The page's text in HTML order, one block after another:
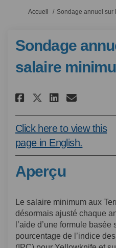
Vous êtes ici:
Accueil Sondage annuel sur
Sondage
salaire
Partager
Partager
Click here to view this
page in English. (Liens
Aperçu
Le salaire minimum aux
désormais ajusté chaque
l’aide d’une formule
pourcentage de l’indice